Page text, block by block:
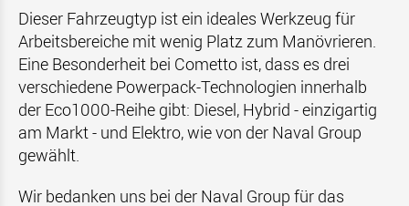
Dieser Fahrzeugtyp ist ein ideales Werkzeug für
Arbeitsbereiche mit wenig Platz zum Manövrieren.
Eine Besonderheit bei Cometto ist, dass es drei
verschiedene Powerpack-Technologien innerhalb
der Eco1000-Reihe gibt: Diesel, Hybrid - einzigartig
am Markt - und Elektro, wie von der Naval Group
gewählt.
Wir bedanken uns bei der Naval Group für das